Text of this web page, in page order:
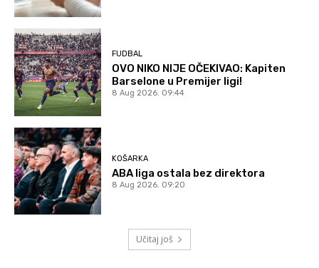
FUDBAL
OVO NIKO NIJE OČEKIVAO: Kapiten
Barselone u Premijer ligi!
8 Aug 2026. 09:44
KOŠARKA
ABA liga ostala bez direktora
8 Aug 2026. 09:20
Učitaj još